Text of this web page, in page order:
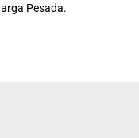
Pesada.